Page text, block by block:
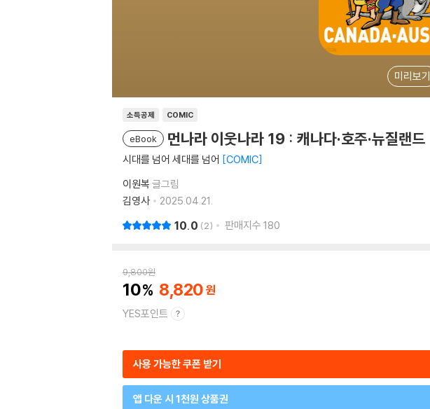
미리보기
소득공제 COMIC
eBook 먼나라 이웃나라 19 : 캐나다·호주·뉴질랜드
시대를 넘어 세대를 넘어 COMIC
이원복 글그림
김영사
2025.04.21.
10.0 2 판매지수 180
9,800원
10 8,820
YES포인트
사용 가능한 쿠폰 받기
앱 다운 시 1천원 상품권